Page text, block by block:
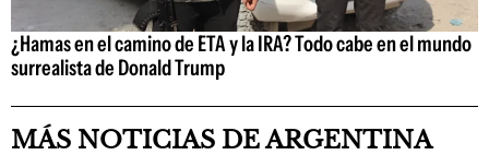
¿Hamas en el camino de ETA y la IRA? Todo cabe en el mundo
surrealista de Donald Trump
MÁS NOTICIAS DE ARGENTINA